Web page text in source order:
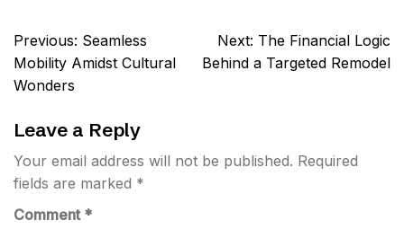
Post
navigation
Previous: Seamless
Mobility Amidst Cultural
Wonders
Next: The Financial Logic
Behind a Targeted Remodel
Leave a Reply
Your email address will not be published. Required
fields are marked *
Comment *